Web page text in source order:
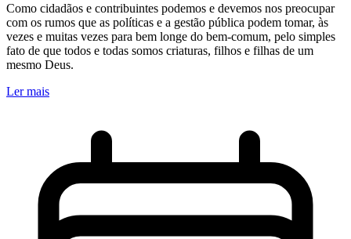
Como cidadãos e contribuintes podemos e devemos nos preocupar
com os rumos que as políticas e a gestão pública podem tomar, às
vezes e muitas vezes para bem longe do bem-comum, pelo simples
fato de que todos e todas somos criaturas, filhos e filhas de um
mesmo Deus.
Ler mais